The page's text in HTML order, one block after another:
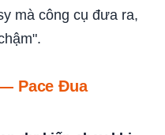
mà công cụ đưa ra,
Pace Đua